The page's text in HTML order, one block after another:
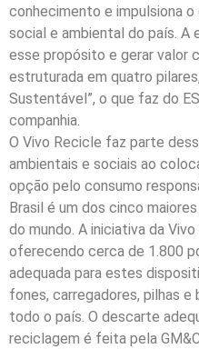
conhecimento e impulsiona
social e ambiental do país.
esse propósito e gerar valor
estruturada em quatro
Sustentável”, o que faz do
companhia.
O Vivo Recicle faz parte
ambientais e sociais ao
opção pelo consumo
Brasil é um dos cinco
do mundo. A iniciativa da
oferecendo cerca de 1.800
adequada para estes
fones, carregadores, pilhas
todo o país. O descarte
reciclagem é feita pela